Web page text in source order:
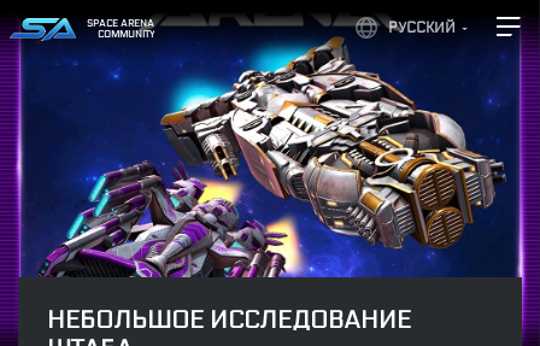
РУССКИЙ
SPACE ARENA
COMMUNITY
НЕБОЛЬШОЕ ИССЛЕДОВАНИЕ